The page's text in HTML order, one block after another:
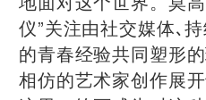
仪”关注由社交媒体､
的⻘春经验共同塑形
相仿的艺术家创作展